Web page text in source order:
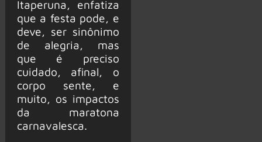
Itaperuna, enfatiza
que a festa pode, e
deve, ser sinônimo
de alegria, mas
que é preciso
cuidado, afinal, o
corpo sente, e
muito, os impactos
da maratona
carnavalesca.